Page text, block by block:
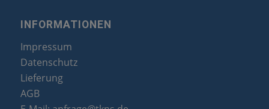
INFORMATIONEN
Impressum
Datenschutz
Lieferung
AGB